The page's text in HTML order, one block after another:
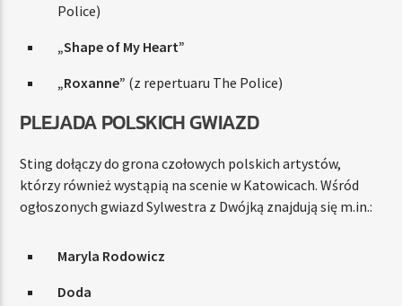
Police)
„Shape of My Heart”
„Roxanne” (z repertuaru The Police)
PLEJADA POLSKICH GWIAZD
Sting dołączy do grona czołowych polskich artystów,
którzy również wystąpią na scenie w Katowicach. Wśród
ogłoszonych gwiazd Sylwestra z Dwójką znajdują się m.in.:
Maryla Rodowicz
Doda